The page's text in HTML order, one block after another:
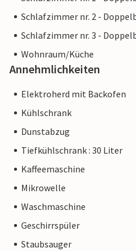
Schlafzimmer nr. 2 -
Schlafzimmer nr. 3 -
Wohnraum/Küche
Annehmlichkeiten
Elektroherd mit Backofen
Kühlschrank
Dunstabzug
Tiefkühlschrank : 30 Liter
Kaffeemaschine
Mikrowelle
Waschmaschine
Geschirrspüler
Staubsauger